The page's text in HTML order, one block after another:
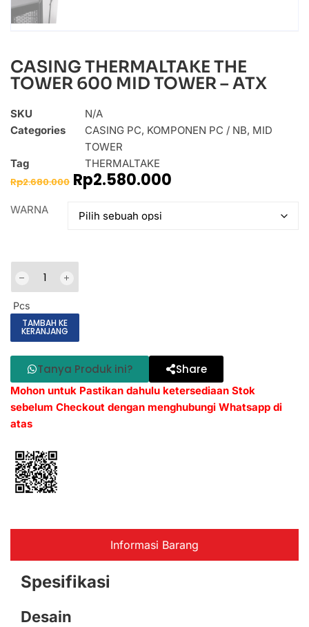
CASING THERMALTAKE THE
TOWER 600 MID TOWER – ATX
SKU
N/A
Categories
CASING PC, KOMPONEN PC / NB, MID
TOWER
Tag
THERMALTAKE
Rp2.680.000 Rp2.580.000
WARNA
Pcs
TAMBAH KE
KERANJANG
Tanya Produk ini? Share
Mohon untuk Pastikan dahulu ketersediaan Stok
sebelum Checkout dengan menghubungi Whatsapp di
atas
Informasi Barang
Spesifikasi
Desain